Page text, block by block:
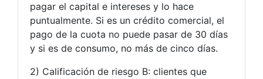
pagar el capital e intereses y lo hace
puntualmente. Si es un crédito comercial, el
pago de la cuota no puede pasar de 30 días
y si es de consumo, no más de cinco días.
2) Calificación de riesgo B: clientes que